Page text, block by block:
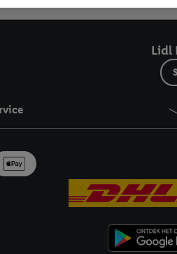
Lidl
hebt getoond (bijvoorbeeld door het
weergegeven, als verschillende
eventuele andere identifiers of met
je instemt. Verder kan je er
op "Weigeren", kies je voor de optie
te klikken, stem je in met alle
opslagperiode van de gegevens en je
privacyverklaring.Je vindt de
die wij inzetten.